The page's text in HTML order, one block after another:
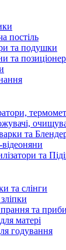
постіль
та подушки
та
та
відеоняни
та
та слінги
та
матері
годування